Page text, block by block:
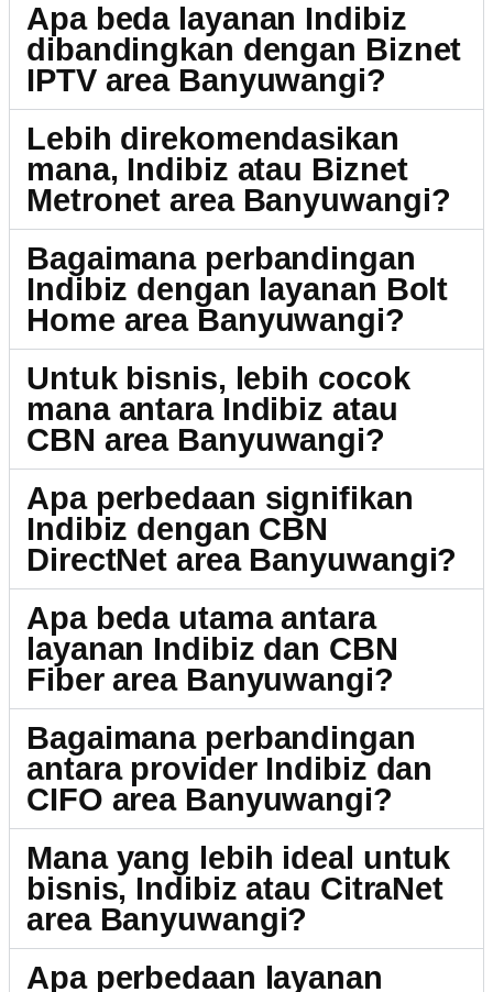
Apa beda layanan Indibiz
dibandingkan dengan Biznet
IPTV area Banyuwangi?
Lebih direkomendasikan
mana, Indibiz atau Biznet
Metronet area Banyuwangi?
Bagaimana perbandingan
Indibiz dengan layanan Bolt
Home area Banyuwangi?
Untuk bisnis, lebih cocok
mana antara Indibiz atau
CBN area Banyuwangi?
Apa perbedaan signifikan
Indibiz dengan CBN
DirectNet area Banyuwangi?
Apa beda utama antara
layanan Indibiz dan CBN
Fiber area Banyuwangi?
Bagaimana perbandingan
antara provider Indibiz dan
CIFO area Banyuwangi?
Mana yang lebih ideal untuk
bisnis, Indibiz atau CitraNet
area Banyuwangi?
Apa perbedaan layanan